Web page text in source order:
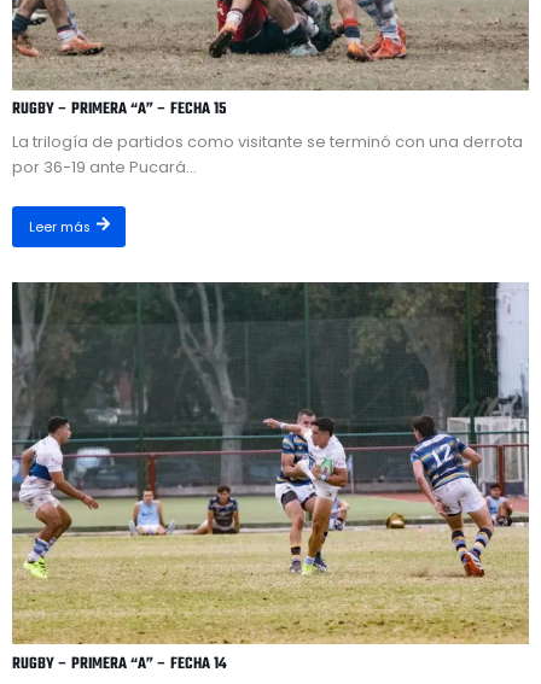
RUGBY – PRIMERA “A” – FECHA 15
La trilogía de partidos como visitante se terminó con una derrota
por 36-19 ante Pucará...
Leer más
RUGBY – PRIMERA “A” – FECHA 14